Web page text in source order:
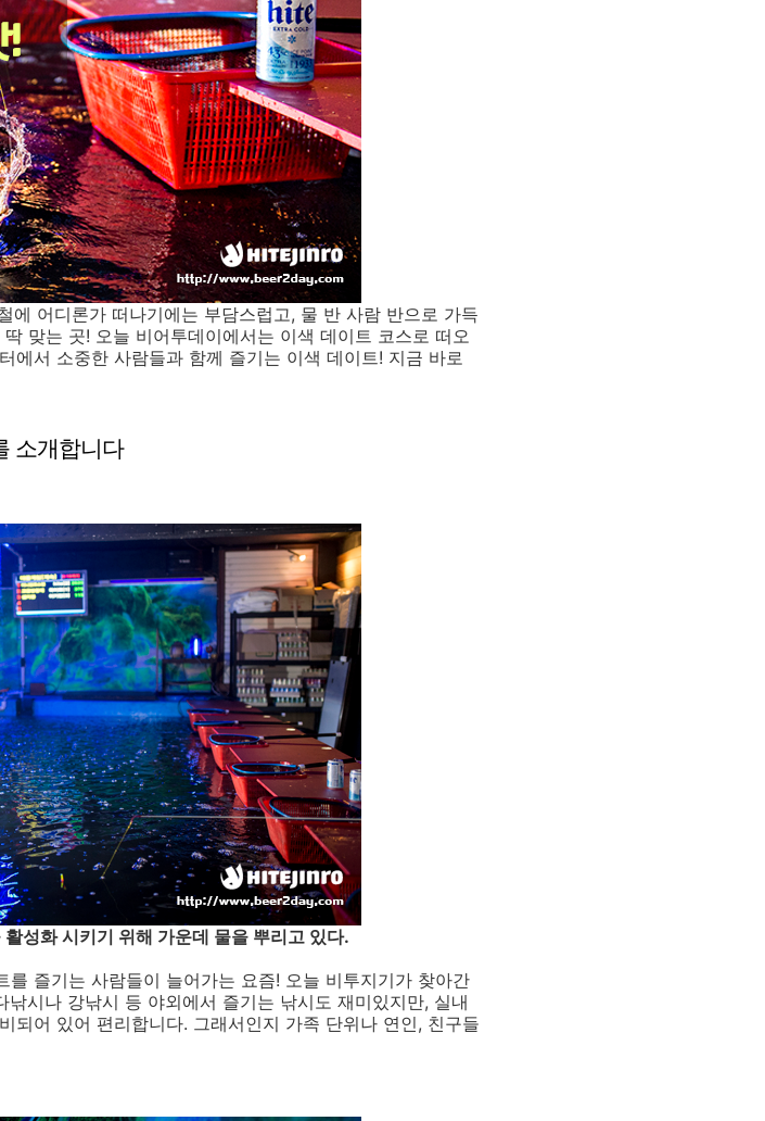
에 어디론가 떠나기에는 부담스럽고, 물 반 사람 반으로 가득
맞는 곳! 오늘 비어투데이에서는 이색 데이트 코스로 떠오
에서 소중한 사람들과 함께 즐기는 이색 데이트! 지금 바로
소개합니다
성화 시키기 위해 가운데 물을 뿌리고 있다.
즐기는 사람들이 늘어가는 요즘! 오늘 비투지기가 찾아간
시나 강낚시 등 야외에서 즐기는 낚시도 재미있지만, 실내
되어 있어 편리합니다. 그래서인지 가족 단위나 연인, 친구들